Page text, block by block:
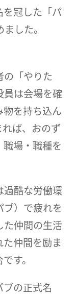
を冠した「パ
した。
の「やりた
員は会場を確
を持ち込ん
ば、おのず
場・職種を
過酷な労働環
）で疲れを
た仲間の生活
仲間を励ま
す。
の正式名